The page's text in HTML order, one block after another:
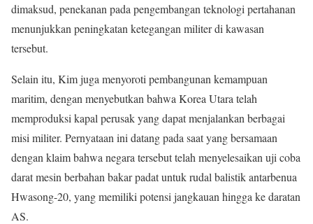
dimaksud, penekanan pada pengembangan teknologi pertahanan
menunjukkan peningkatan ketegangan militer di kawasan
tersebut.
Selain itu, Kim juga menyoroti pembangunan kemampuan
maritim, dengan menyebutkan bahwa Korea Utara telah
memproduksi kapal perusak yang dapat menjalankan berbagai
misi militer. Pernyataan ini datang pada saat yang bersamaan
dengan klaim bahwa negara tersebut telah menyelesaikan uji coba
darat mesin berbahan bakar padat untuk rudal balistik antarbenua
Hwasong-20, yang memiliki potensi jangkauan hingga ke daratan
AS.